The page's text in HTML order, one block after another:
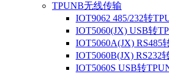
TPUNB无线传输
IOT9062 485/232转
IOT5060(JX) USB转
IOT5060A(JX) RS485
IOT5060B(JX) RS232
IOT5060S USB转